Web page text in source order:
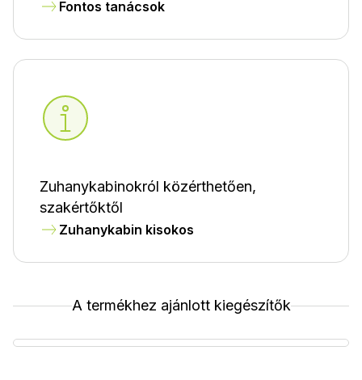
Fontos tanácsok
Zuhanykabinokról közérthetően,
szakértőktől
Zuhanykabin kisokos
A termékhez ajánlott kiegészítők